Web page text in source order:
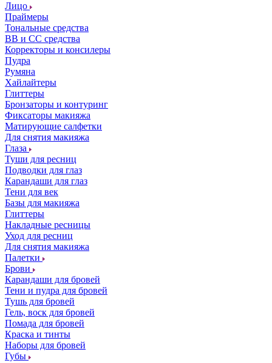
Лицо
Праймеры
Тональные средства
ВВ и СС средства
Корректоры и консилеры
Пудра
Румяна
Хайлайтеры
Глиттеры
Бронзаторы и контуринг
Фиксаторы макияжа
Матирующие салфетки
Для снятия макияжа
Глаза
Туши для ресниц
Подводки для глаз
Карандаши для глаз
Тени для век
Базы для макияжа
Глиттеры
Накладные ресницы
Уход для ресниц
Для снятия макияжа
Палетки
Брови
Карандаши для бровей
Тени и пудра для бровей
Тушь для бровей
Гель, воск для бровей
Помада для бровей
Краска и тинты
Наборы для бровей
Губы